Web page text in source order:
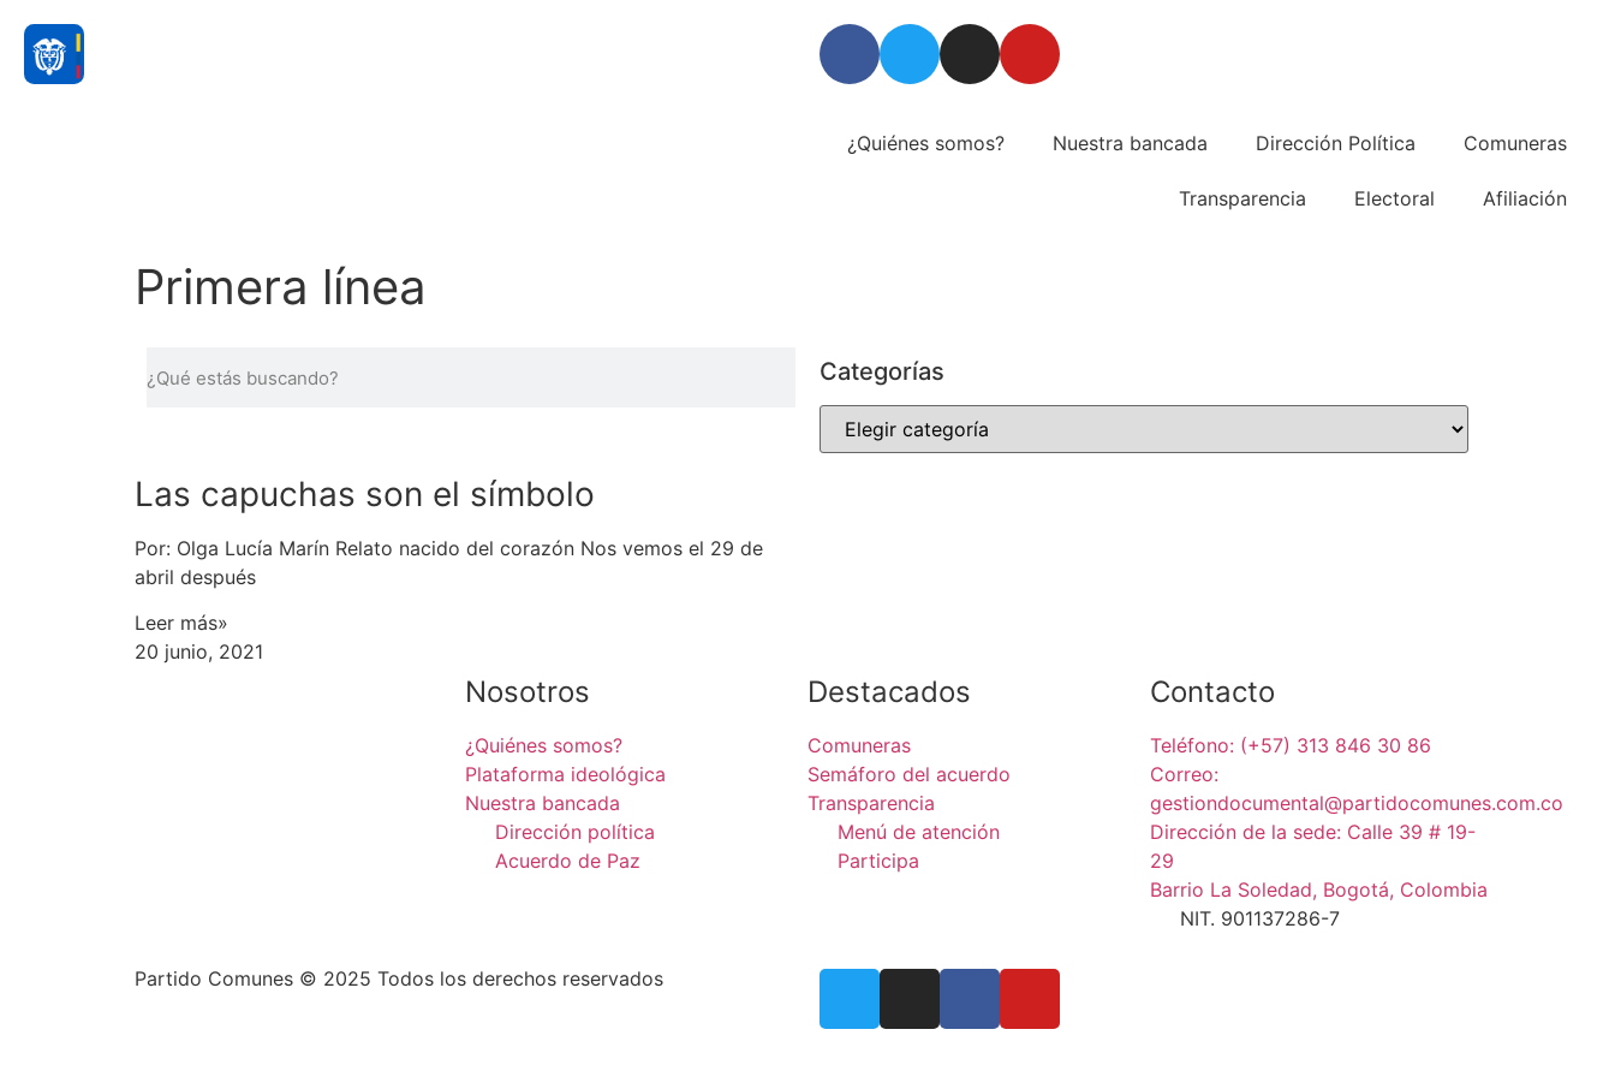
¿Quiénes somos? Nuestra bancada Dirección Política Comuneras
Transparencia Electoral Afiliación
Primera línea
Categorías
Las capuchas son el símbolo
Por: Olga Lucía Marín Relato nacido del corazón Nos vemos el 29 de
abril después
Leer más»
20 junio, 2021
Nosotros
¿Quiénes somos?
Plataforma ideológica
Nuestra bancada
Dirección política
Acuerdo de Paz
Destacados
Comuneras
Semáforo del acuerdo
Transparencia
Menú de atención
Participa
Contacto
Teléfono: (+57) 313 846 30 86
Correo:
gestiondocumental@partidocomunes.com.co
Dirección de la sede: Calle 39 # 19-
29
Barrio La Soledad, Bogotá, Colombia
NIT. 901137286-7
Partido Comunes © 2025 Todos los derechos reservados